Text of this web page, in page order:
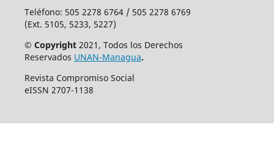
Teléfono: 505 2278 6764 / 505 2278 6769
(Ext. 5105, 5233, 5227)
© Copyright2021, Todos los Derechos
Reservados UNAN-Managua.
Revista Compromiso Social
eISSN 2707-1138